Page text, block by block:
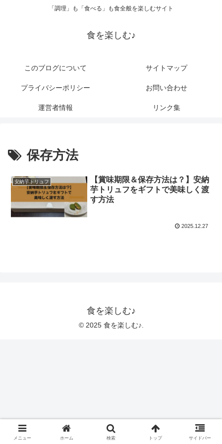
「調理」も「食べる」も食全般を楽しむサイト
食を楽しむ♪
このブログについて サイトマップ
プライバシーポリシー お問い合わせ
運営者情報 リンク集
保存方法
安納芋トリュフ
【賞味期限＆保存方法は？】安納
芋トリュフをギフトで美味しく渡
す方法
2025.12.27
食を楽しむ♪
© 2025 食を楽しむ♪.
メニュー ホーム 検索 トップ サイドバー